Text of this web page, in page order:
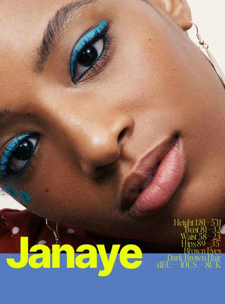
Height 1.81—5'11
Bust 81—32
Waist 58—23
Hips 89—35'
Brown Eyes
Dark Brown Hair
41EU — 10US — 8UK
Janaye